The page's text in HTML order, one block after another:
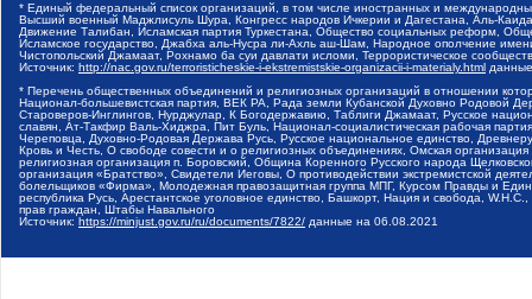
* Единый федеральный список организаций, в том числе иностранных и
Высший военный Маджлисуль Шура, Конгресс народов Ичкерии и Дагестана, Аль-
Движение Талибан, Исламская партия Туркестана, Общество социальных реформ,
Исламское государство, Джабха аль-Нусра ли-Ахль аш-Шам, Народное ополчение
Чистопольский Джамаат, Рохнамо ба суи давлати исломи, Террористическое
Источник: http://nac.gov.ru/terroristicheskie-i-ekstremistskie-organizacii-i-materialy.html
* Перечень общественных объединений и религиозных организаций в отношении
Национал-большевистская партия, ВЕК РА, Рада земли Кубанской Духовно Родовой
Староверов-Инглингов, Нурджулар, К Богодержавию, Таблиги Джамаат, Русское
славян, Ат-Такфир Валь-Хиджра, Пит Буль, Национал-социалистическая рабочая
Череповца, Духовно-Родовая Держава Русь, Русское национальное единство,
Кровь и Честь, О свободе совести и о религиозных объединениях, Омская
религиозная организация п. Боровский, Община Коренного Русского народа
организация «Братство», Свидетели Иеговы, О противодействии экстремистской
болельщиков «Фирма», Молодежная правозащитная группа МПГ, Курсом Правды и
республика Русь, Арестантское уголовное единство, Башкорт, Нация и свобода,
прав граждан, Штабы Навального
Источник: https://minjust.gov.ru/ru/documents/7822/ данные на 06.08.2021